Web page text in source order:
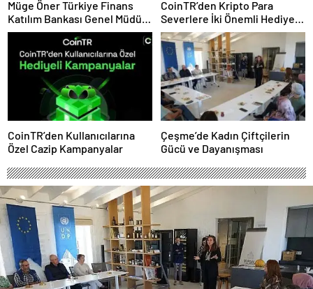
Müge Öner Türkiye Finans
Katılım Bankası Genel Müdür
Vekili Oldu
CoinTR’den Kripto Para
Severlere İki Önemli Hediye
Kampanyası
CoinTR’den Kullanıcılarına
Özel Cazip Kampanyalar
Çeşme’de Kadın Çiftçilerin
Gücü ve Dayanışması